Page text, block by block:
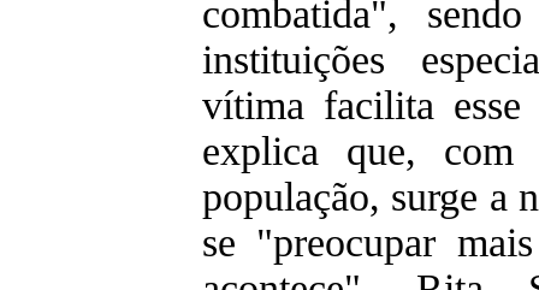
combatida",
instituições
vítima facilita esse
explica que, com
população, surge a
se "preocupar